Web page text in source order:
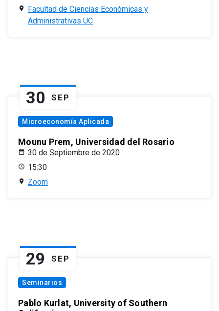
Facultad de Ciencias Económicas y
Administrativas UC
30 SEP
Microeconomía Aplicada
Mounu Prem, Universidad del Rosario
30 de Septiembre de 2020
15:30
Zoom
29 SEP
Seminarios
Pablo Kurlat, University of Southern